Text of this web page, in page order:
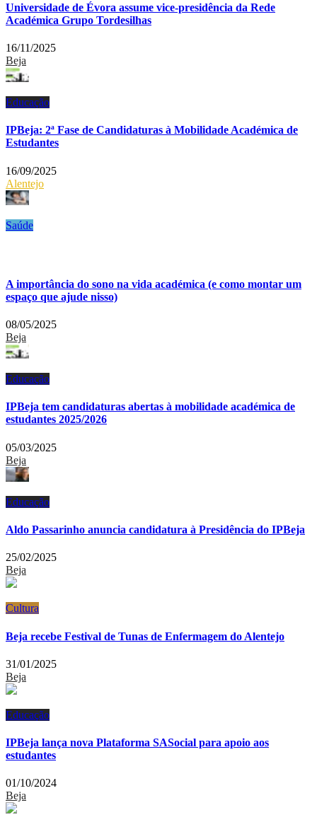
Universidade de Évora assume vice-presidência da Rede
Académica Grupo Tordesilhas
16/11/2025
Beja
Educação
IPBeja: 2ª Fase de Candidaturas à Mobilidade Académica de
Estudantes
16/09/2025
Alentejo
Saúde
A importância do sono na vida académica (e como montar um
espaço que ajude nisso)
08/05/2025
Beja
Educação
IPBeja tem candidaturas abertas à mobilidade académica de
estudantes 2025/2026
05/03/2025
Beja
Educação
Aldo Passarinho anuncia candidatura à Presidência do IPBeja
25/02/2025
Beja
Cultura
Beja recebe Festival de Tunas de Enfermagem do Alentejo
31/01/2025
Beja
Educação
IPBeja lança nova Plataforma SASocial para apoio aos
estudantes
01/10/2024
Beja